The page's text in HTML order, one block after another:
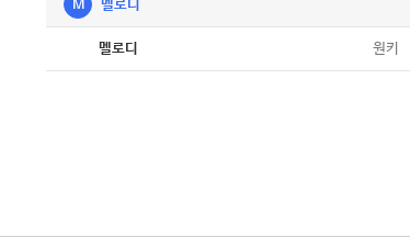
M 멜로디
멜로디 원키